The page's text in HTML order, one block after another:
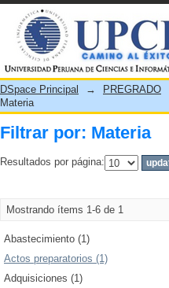
Filtrar por: Materia
DSpace Principal → PREGRADO
Materia
Filtrar por: Materia
Resultados por página:
Mostrando ítems 1-6 de 1
Abastecimiento (1)
Actos preparatorios (1)
Adquisiciones (1)